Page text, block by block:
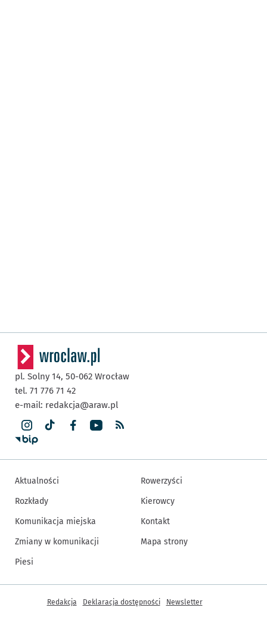
pl. Solny 14, 50-062 Wrocław
tel. 71 776 71 42
e-mail: redakcja@araw.pl
Aktualności
Rozkłady
Komunikacja miejska
Zmiany w komunikacji
Piesi
Rowerzyści
Kierowcy
Kontakt
Mapa strony
Inne informacje
Redakcja Deklaracja dostępności Newsletter